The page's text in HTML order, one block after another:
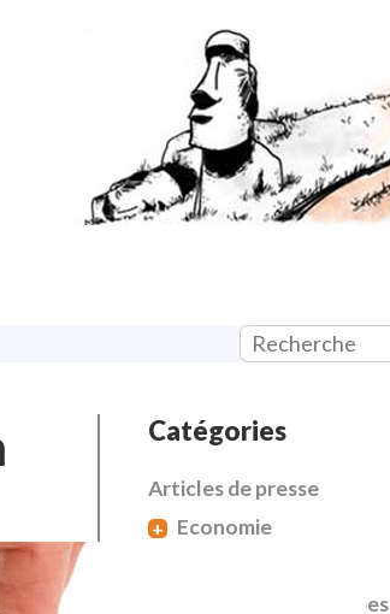
Rechercher
Catégories
Articles de presse
+ Economie
La chasse aux Dogmes